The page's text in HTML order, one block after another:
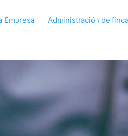
Empresa Administración de